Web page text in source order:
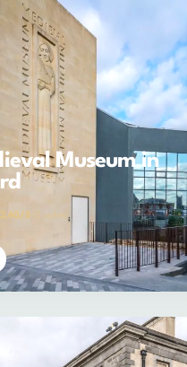
Museum in
2,40/5 (5 votes)